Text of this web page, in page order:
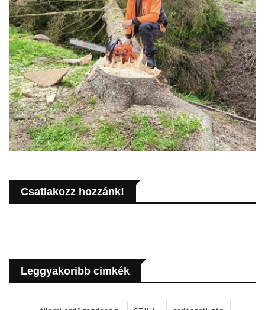
Csatlakozz hozzánk!
Leggyakoribb cimkék